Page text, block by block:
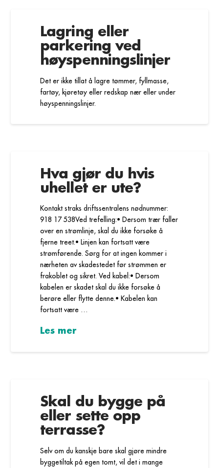
Lagring eller
parkering ved
høyspenningslinjer
Det er ikke tillat å lagre tømmer, fyllmasse,
fartøy, kjøretøy eller redskap nær eller under
høyspenningslinjer.
Hva gjør du hvis
uhellet er ute?
Kontakt straks driftssentralens nødnummer:
918 17 538Ved trefelling:• Dersom trær faller
over en strømlinje, skal du ikke forsøke å
fjerne treet.• Linjen kan fortsatt være
strømførende. Sørg for at ingen kommer i
nærheten av skadestedet før strømmen er
frakoblet og sikret. Ved kabel:• Dersom
kabelen er skadet skal du ikke forsøke å
berøre eller flytte denne.• Kabelen kan
fortsatt være …
Les mer
Skal du bygge på
eller sette opp
terrasse?
Selv om du kanskje bare skal gjøre mindre
byggetiltak på egen tomt, vil det i mange